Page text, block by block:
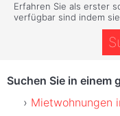
Erfahren Sie als erster
verfügbar sind indem
Suchen Sie in einem
Mietwohnungen